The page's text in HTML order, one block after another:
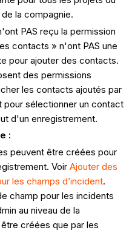
la compagnie.
PAS reçu la permission
contacts » n'ont PAS une
pour ajouter des contacts.
des permissions
les contacts ajoutés par
pour sélectionner un contact
d'un enregistrement.
:
peuvent être créées pour
VoirAjouter des
les champs d’incident.
champ pour les incidents
au niveau de la
créées que par les